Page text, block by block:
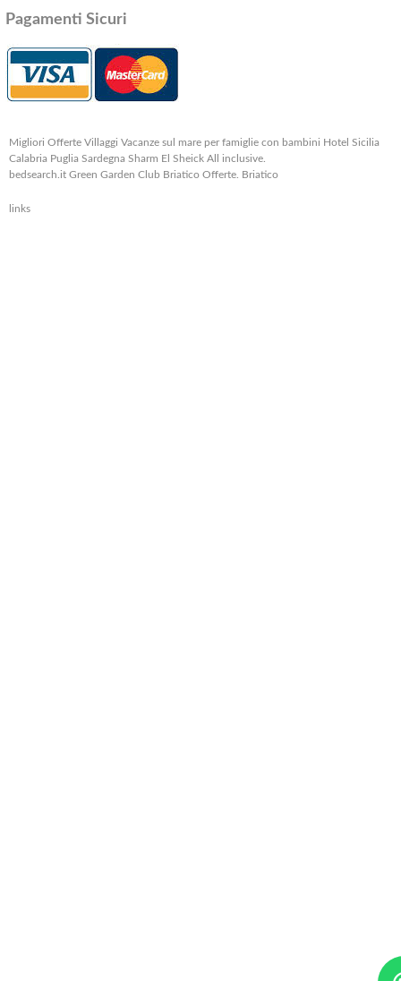
Pagamenti Sicuri
Migliori Offerte Villaggi Vacanze sul mare per famiglie con bambini Hotel Sicilia
Calabria Puglia Sardegna Sharm El Sheick All inclusive.
bedsearch.it Green Garden Club Briatico Offerte. Briatico
links